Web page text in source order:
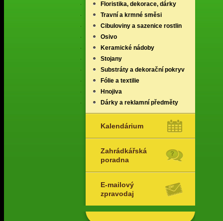
Floristika, dekorace, dárky
Travní a krmné směsi
Cibuloviny a sazenice rostlin
Osivo
Keramické nádoby
Stojany
Substráty a dekorační pokryv
Fólie a textilie
Hnojiva
Dárky a reklamní předměty
Kalendárium
Zahrádkářská
poradna
E-mailový
zpravodaj